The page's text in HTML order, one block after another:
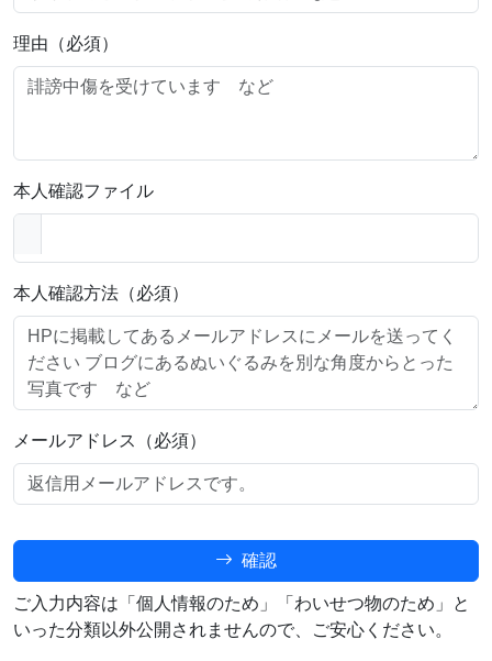
理由（必須）
本人確認ファイル
本人確認方法（必須）
メールアドレス（必須）
確認
ご入力内容は「個人情報のため」「わいせつ物のため」と
いった分類以外公開されませんので、ご安心ください。